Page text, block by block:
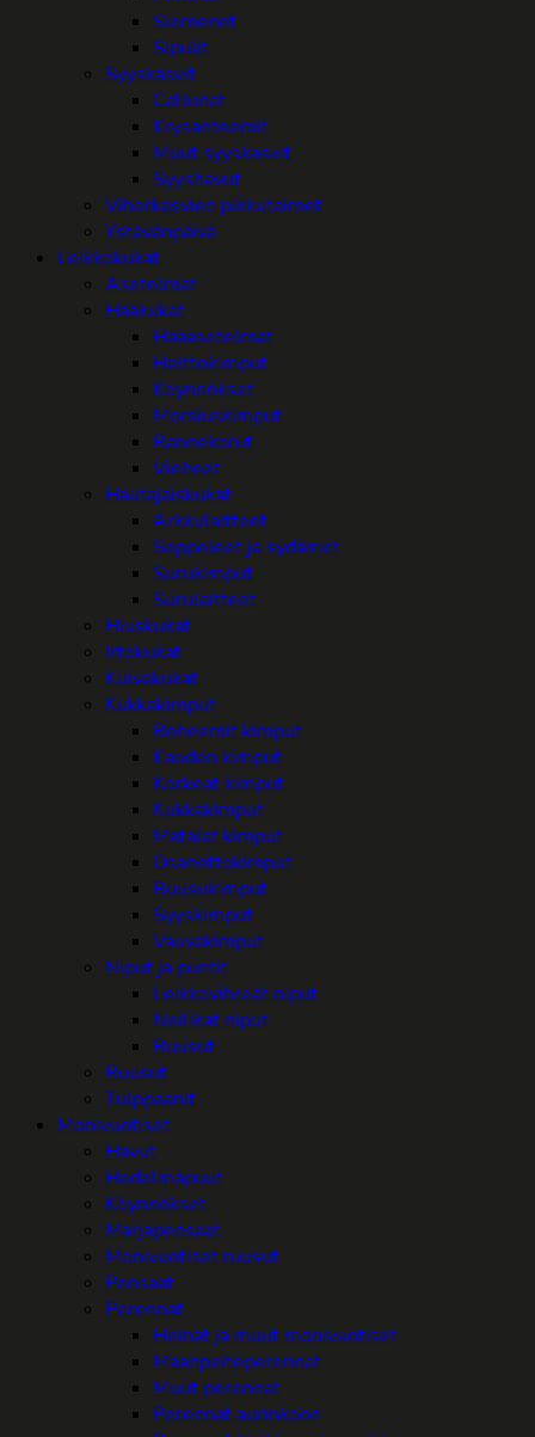
Siemenet
Sipulit
Syyskasvit
Callunat
Krysanteemit
Muut syyskasvit
Syyshavut
Viherkasvien pikkutaimet
Ystävänpäivä
Leikkokukat
Asetelmat
Hääkukat
Hääasetelmat
Heittokimput
Köynnökset
Morsiuskimput
Rannekorut
Vieheet
Hautajaiskukat
Arkkulaitteet
Seppeleet ja sydämet
Surukimput
Surulaitteet
Hiuskukat
Irtokukat
Kuivakukat
Kukkakimput
Boheemit kimput
Kauden kimput
Korkeat kimput
Kukkakimput
Matalat kimput
Osanottokimput
Ruusukimput
Syyskimput
Vauvakimput
Niput ja puntit
Leikkovihreät niput
Neilikat niput
Ruusut
Ruusut
Tulppaanit
Monivuotiset
Havut
Hedelmäpuut
Köynnökset
Marjapensaat
Monivuotiset ruusut
Pensaat
Perennat
Heinät ja muut monivuotiset
Maanpeiteperennat
Muut perennat
Perennat aurinkoon